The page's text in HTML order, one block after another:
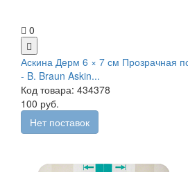
0
Аскина Дерм 6 × 7 см Прозрачная
- B. Braun Askin...
Код товара: 434378
100 руб.
Нет поставок